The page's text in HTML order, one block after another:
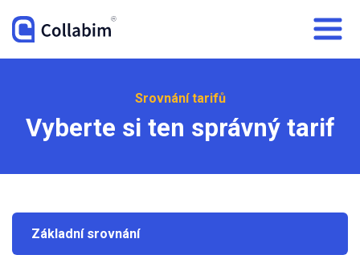
Srovnání tarifů
Vyberte si ten správný tarif
Základní srovnání